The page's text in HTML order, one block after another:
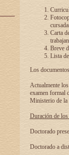
Carta
Breve
Lista
Los
Actualmente
examen formal
Ministerio de la
Duración de
Doctorado
Doctorado a